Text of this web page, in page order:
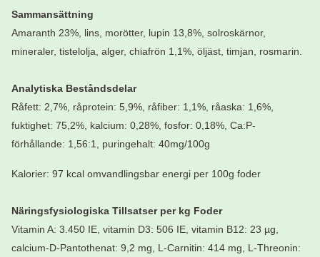
Sammansättning
Amaranth 23%, lins, morötter, lupin 13,8%, solroskärnor,
mineraler, tistelolja, alger, chiafrön 1,1%, öljäst, timjan, rosmarin.
Analytiska Beståndsdelar
Råfett: 2,7%, råprotein: 5,9%, råfiber: 1,1%, råaska: 1,6%,
fuktighet: 75,2%, kalcium: 0,28%, fosfor: 0,18%, Ca:P-
förhållande: 1,56:1, puringehalt: 40mg/100g
Kalorier: 97 kcal omvandlingsbar energi per 100g foder
Näringsfysiologiska Tillsatser per kg Foder
Vitamin A: 3.450 IE, vitamin D3: 506 IE, vitamin B12: 23 µg,
calcium-D-Pantothenat: 9,2 mg, L-Carnitin: 414 mg, L-Threonin: